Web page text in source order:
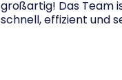
großartig! Das Team
schnell, effizient und